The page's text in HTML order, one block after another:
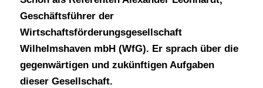
Geschäftsführer der
Wirtschaftsförderungsgesellschaft
Wilhelmshaven mbH (WfG). Er sprach über die
gegenwärtigen und zukünftigen Aufgaben
dieser Gesellschaft.